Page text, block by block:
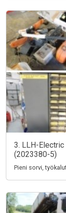
3. LLH-Electric
(2023380-5)
Pieni sorvi,